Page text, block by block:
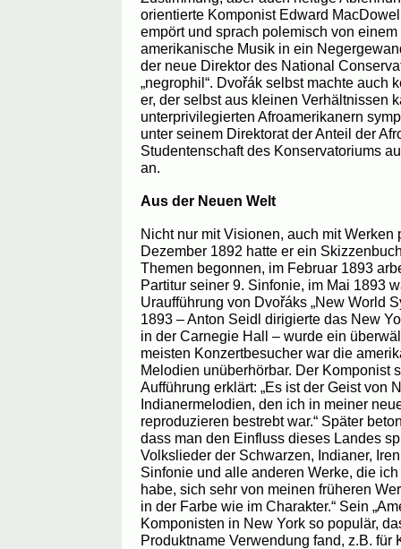
orientierte Komponist Edward
empört und sprach polemisch von einem
amerikanische Musik in ein
der neue Direktor des National
„negrophil“. Dvořák selbst machte auch
er, der selbst aus kleinen Verhältnissen
unterprivilegierten Afroamerikanern
unter seinem Direktorat der Anteil der
Studentenschaft des Konservatoriums
an.
Aus der Neuen Welt
Nicht nur mit Visionen, auch mit Werken
Dezember 1892 hatte er ein
Themen begonnen, im Februar 1893
Partitur seiner 9. Sinfonie, im Mai 1893
Uraufführung von Dvořáks „New World
1893 – Anton Seidl dirigierte das New
in der Carnegie Hall – wurde ein
meisten Konzertbesucher war die
Melodien unüberhörbar. Der Komponist
Aufführung erklärt: „Es ist der Geist von
Indianermelodien, den ich in meiner
reproduzieren bestrebt war.“ Später
dass man den Einfluss dieses Landes
Volkslieder der Schwarzen, Indianer,
Sinfonie und alle anderen Werke, die
habe, sich sehr von meinen früheren
in der Farbe wie im Charakter.“ Sein
Komponisten in New York so populär,
Produktname Verwendung fand, z.B. für